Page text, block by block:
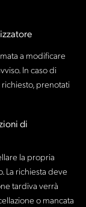
a modificare
In caso di
prenotati
di
la propria
La richiesta deve
tardiva verrà
o mancata